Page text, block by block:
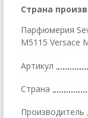
Страна
Парфюмерия
M5115 Versace
Артикул
Страна
Производитель